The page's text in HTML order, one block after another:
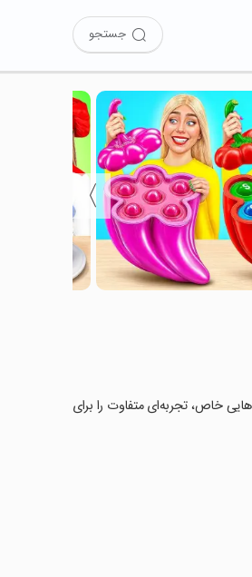
جستجو
〉
کاربردی و ویژگی‌هایی خاص، تجربه‌ای متفاوت را برای